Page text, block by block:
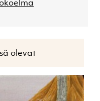
olevat